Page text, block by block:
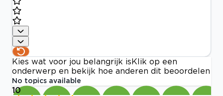
Kies wat voor jou belangrijk is Klik op een
onderwerp en bekijk hoe anderen dit beoordelen
No topics available
10